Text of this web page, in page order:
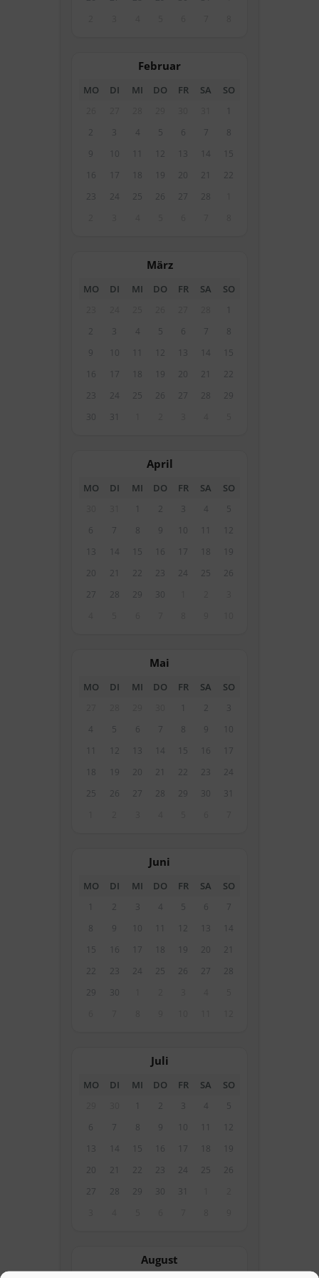
Februar
MO DI MI DO FR SA SO
1
2
3 4 5 6 7
8
9
10 11 12 13 14
15
16
17 18 19 20 21
22
23
24 25 26 27 28
März
MO DI MI DO FR SA SO
1
2
3 4 5 6 7
8
9
10 11 12 13 14
15
16
17 18 19 20 21
22
23
24 25 26 27 28
29
30
31
April
MO DI MI DO FR SA SO
1 2 3 4
5
6
7 8 9 10 11
12
13
14 15 16 17 18
19
20
21 22 23 24 25
26
27
28 29 30
Mai
MO DI MI DO FR SA SO
1 2
3
4
5 6 7 8 9
10
11
12 13 14 15 16
17
18
19 20 21 22 23
24
25
26 27 28 29 30
31
Juni
MO DI MI DO FR SA SO
1 2 3 4 5 6
7
8
9 10 11 12 13
14
15
16 17 18 19 20
21
22
23 24 25 26 27
28
29
30
Juli
MO DI MI DO FR SA SO
1 2 3 4
5
6
7 8 9 10 11
12
13
14 15 16 17 18
19
20
21 22 23 24 25
26
27
28 29 30 31
August